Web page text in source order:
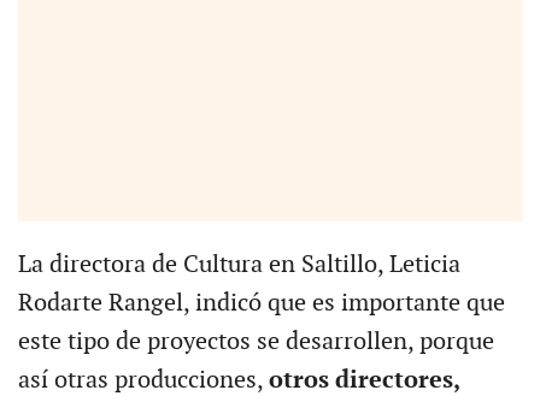
La directora de Cultura en Saltillo, Leticia
Rodarte Rangel, indicó que es importante que
este tipo de proyectos se desarrollen, porque
así otras producciones, otros directores,